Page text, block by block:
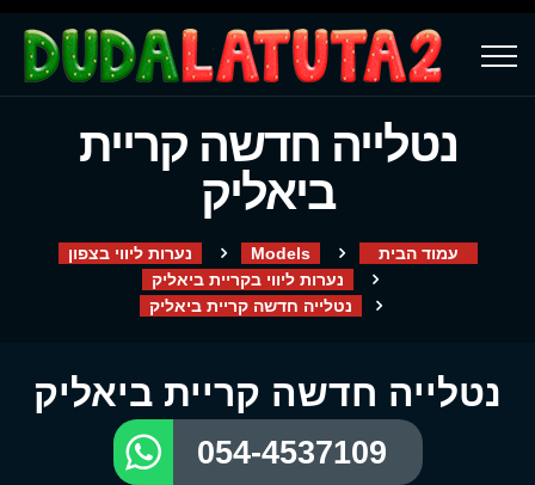
נטלייה חדשה קריית
ביאליק
עמוד הבית Models
נערות ליווי בצפון
נערות ליווי בקריית ביאליק
נטלייה חדשה קריית ביאליק
נטלייה חדשה קריית ביאליק
054-4537109